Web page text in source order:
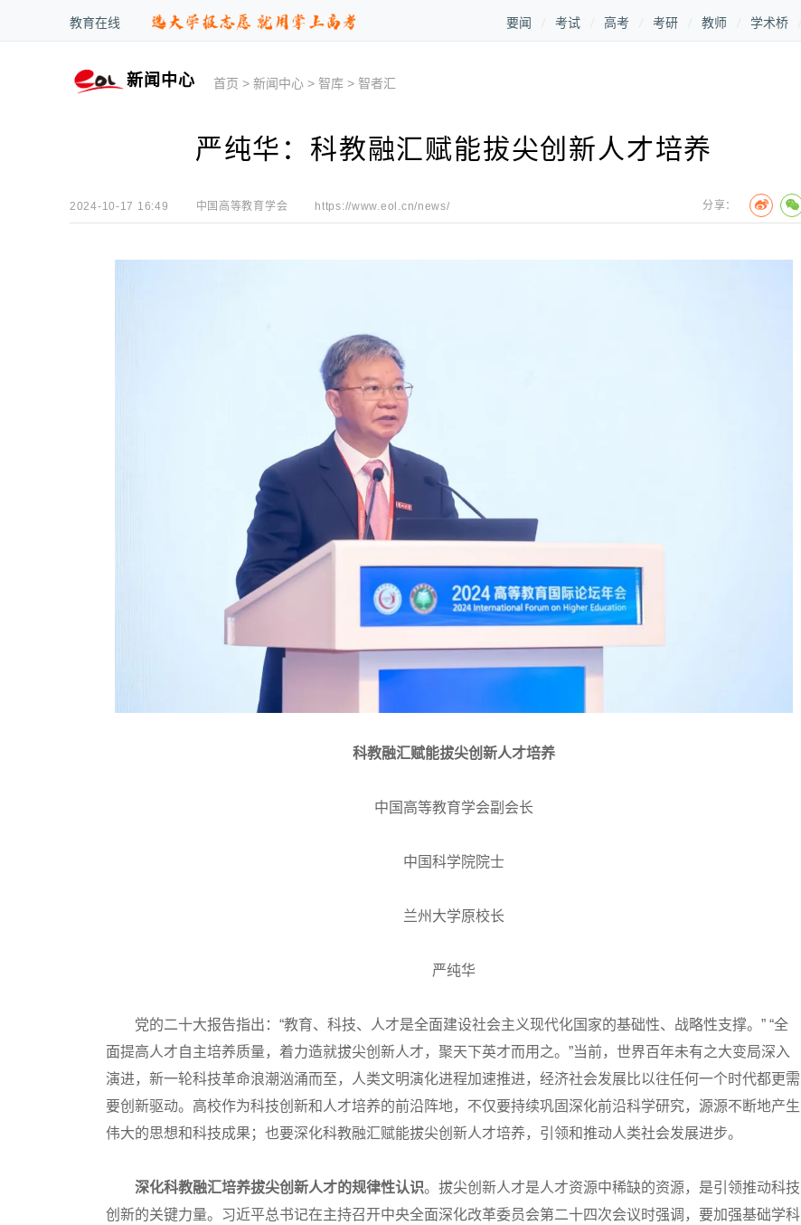
教育在线 要闻 考试 高考 考研 教师 学术桥
新闻中心 首页 >新闻中心 >智库 >智者汇
严纯华：科教融汇赋能拔尖创新人才培养
2024-10-17 16:49 中国高等教育学会 https://www.eol.cn/news/ 分享：
科教融汇赋能拔尖创新人才培养
中国高等教育学会副会长
中国科学院院士
兰州大学原校长
严纯华
党的二十大报告指出：“教育、科技、人才是全面建设社会主义现代化国家的基础性、战略性支撑。” “全
面提高人才自主培养质量，着力造就拔尖创新人才，聚天下英才而用之。”当前，世界百年未有之大变局深入
演进，新一轮科技革命浪潮汹涌而至，人类文明演化进程加速推进，经济社会发展比以往任何一个时代都更需
要创新驱动。高校作为科技创新和人才培养的前沿阵地，不仅要持续巩固深化前沿科学研究，源源不断地产生
伟大的思想和科技成果；也要深化科教融汇赋能拔尖创新人才培养，引领和推动人类社会发展进步。
深化科教融汇培养拔尖创新人才的规律性认识。拔尖创新人才是人才资源中稀缺的资源，是引领推动科技
创新的关键力量。习近平总书记在主持召开中央全面深化改革委员会第二十四次会议时强调，要加强基础学科